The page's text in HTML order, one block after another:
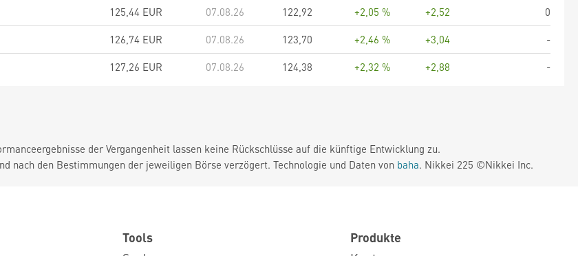
125,44 EUR 07.08.26 122,92 +2,05 % +2,52
0
126,74 EUR 07.08.26 123,70 +2,46 % +3,04
-
127,26 EUR 07.08.26 124,38 +2,32 % +2,88 -
der Vergangenheit lassen keine Rückschlüsse auf die künftige Entwicklung zu.
nach den Bestimmungen der jeweiligen Börse verzögert. Technologie und Daten von baha. Nikkei 225 ©Nikkei Inc.
Tools
Produkte